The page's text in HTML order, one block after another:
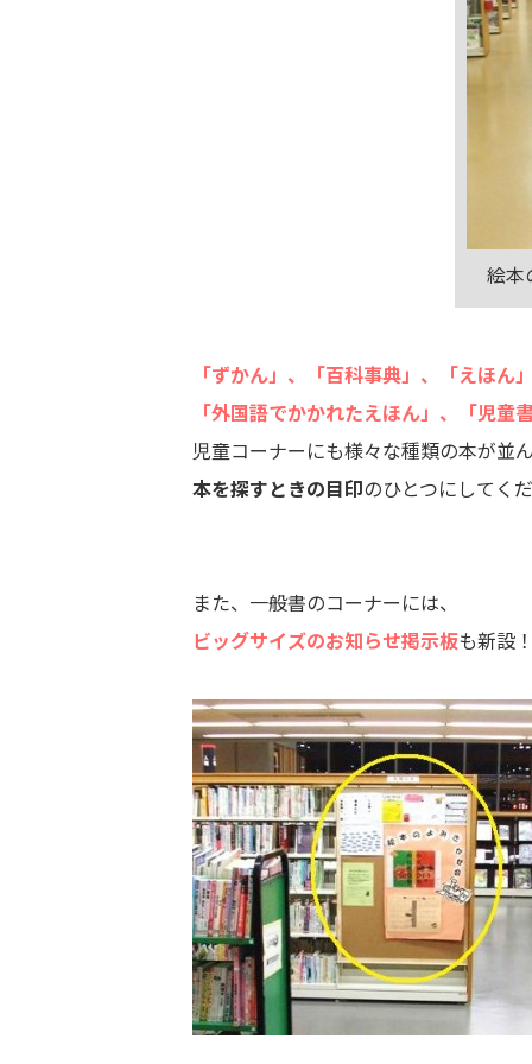
絵本
「ずかん」、「百科事典」、「えほん
「外国語でかかれたえほん」、「児童
児童コーナーにも様々な種類の本が並
本を探すときの目印のひとつにしてく
また、一般書のコーナーには、
ビッグサイズのお知らせ掲示板も新設